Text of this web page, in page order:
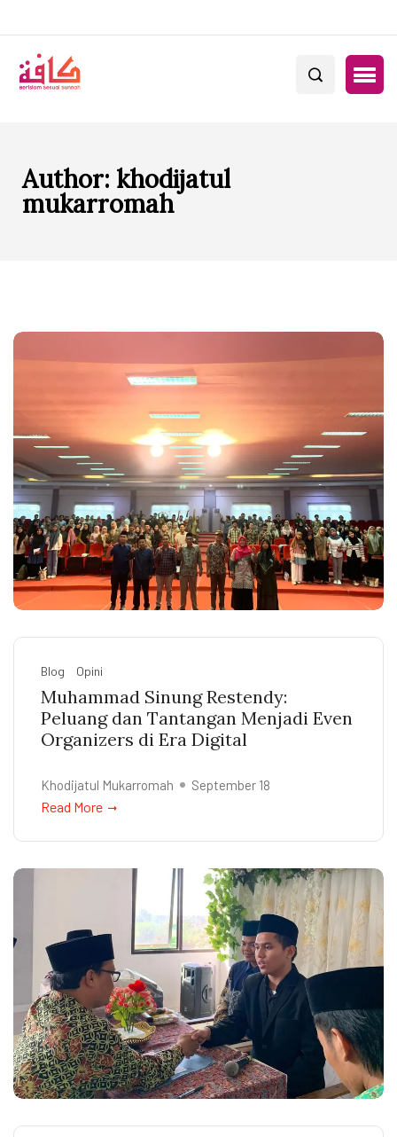
Author: khodijatul
mukarromah
Blog Opini
Muhammad Sinung Restendy:
Peluang dan Tantangan Menjadi Even
Organizers di Era Digital
Khodijatul Mukarromah September 18
Read More